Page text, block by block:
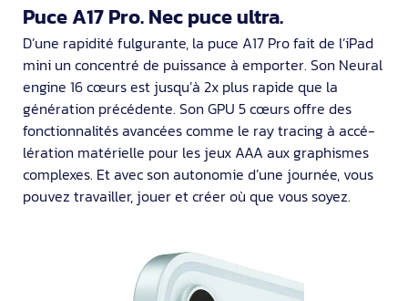
Puce A17 Pro. Nec puce ultra.
D’une rapidité fulgurante, la puce A17 Pro fait de l’iPad
mini un concentré de puissance à emporter. Son Neural
engine 16 cœurs est jusqu’à 2x plus rapide que la
génération précédente. Son GPU 5 cœurs offre des
fonction­nalités avan­cées comme le ray tracing à accé­
lé­ration matérielle pour les jeux AAA aux graphismes
complexes. Et avec son autonomie d’une journée, vous
pouvez travailler, jouer et créer où que vous soyez.